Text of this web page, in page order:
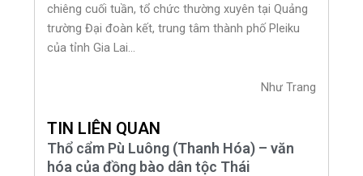
chiêng cuối tuần, tổ chức thường xuyên tại Quảng
trường Đại đoàn kết, trung tâm thành phố Pleiku
của tỉnh Gia Lai…
Như Trang
TIN LIÊN QUAN
Thổ cẩm Pù Luông (Thanh Hóa) – văn
hóa của đồng bào dân tộc Thái